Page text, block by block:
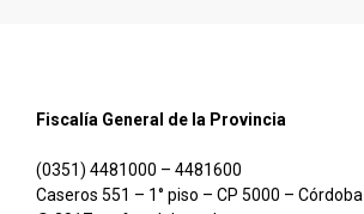
Fiscalía General de la Provincia
(0351) 4481000 – 4481600
Caseros 551 – 1° piso – CP 5000 – Córdoba